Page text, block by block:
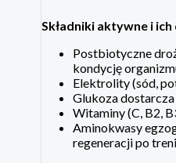
Składniki aktywne i ich
Postbiotyczne
kondycję
Elektrolity (sód,
Glukoza dostarcza
Witaminy (C, B2,
Aminokwasy
regeneracji po